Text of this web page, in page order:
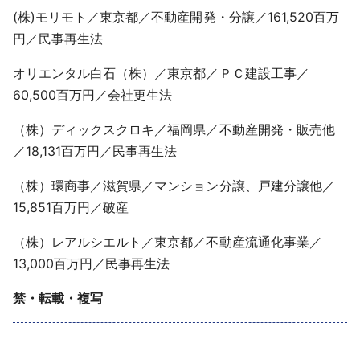
(株)モリモト／東京都／不動産開発・分譲／161,520百万
円／民事再生法
オリエンタル白石（株）／東京都／ＰＣ建設工事／
60,500百万円／会社更生法
（株）ディックスクロキ／福岡県／不動産開発・販売他
／18,131百万円／民事再生法
（株）環商事／滋賀県／マンション分譲、戸建分譲他／
15,851百万円／破産
（株）レアルシエルト／東京都／不動産流通化事業／
13,000百万円／民事再生法
禁・転載・複写